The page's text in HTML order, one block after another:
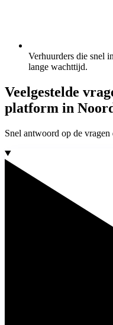
Verhuurders die snel
lange wachttijd.
Veelgestelde
platform in
Snel antwoord op de